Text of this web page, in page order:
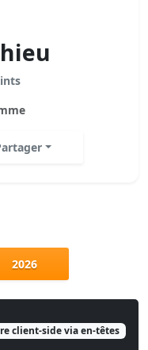
2026
client-side via en-têtes